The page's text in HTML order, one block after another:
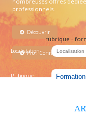
rubrique -
Localistation :
Rubrique :
professionnels.
Découvrir
Pro : Connectez-vous !